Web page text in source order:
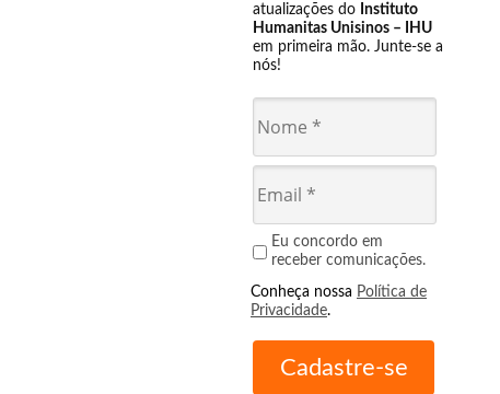
atualizações do Instituto
Humanitas Unisinos – IHU
em primeira mão. Junte-se a
nós!
Eu concordo em
receber comunicações.
Conheça nossa Política de
Privacidade.